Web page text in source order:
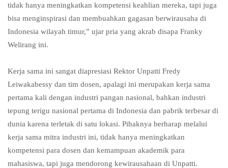
tidak hanya meningkatkan kompetensi keahlian mereka, tapi juga
bisa menginspirasi dan membuahkan gagasan berwirausaha di
Indonesia wilayah timur,” ujar pria yang akrab disapa Franky
Welirang ini.
Kerja sama ini sangat diapresiasi Rektor Unpatti Fredy
Leiwakabessy dan tim dosen, apalagi ini merupakan kerja sama
pertama kali dengan industri pangan nasional, bahkan industri
tepung terigu nasional pertama di Indonesia dan pabrik terbesar di
dunia karena terletak di satu lokasi. Pihaknya berharap melalui
kerja sama mitra industri ini, tidak hanya meningkatkan
kompetensi para dosen dan kemampuan akademik para
mahasiswa, tapi juga mendorong kewirausahaan di Unpatti.